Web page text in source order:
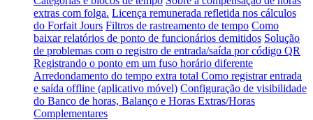
extras com folga. Licença remunerada refletida nos cálculos
do Forfait Jours Filtros de rastreamento de tempo Como
baixar relatórios de ponto de funcionários demitidos Solução
de problemas com o registro de entrada/saída por código QR
Registrando o ponto em um fuso horário diferente
Arredondamento do tempo extra total Como registrar entrada
e saída offline (aplicativo móvel) Configuração de visibilidade
do Banco de horas, Balanço e Horas Extras/Horas
Complementares